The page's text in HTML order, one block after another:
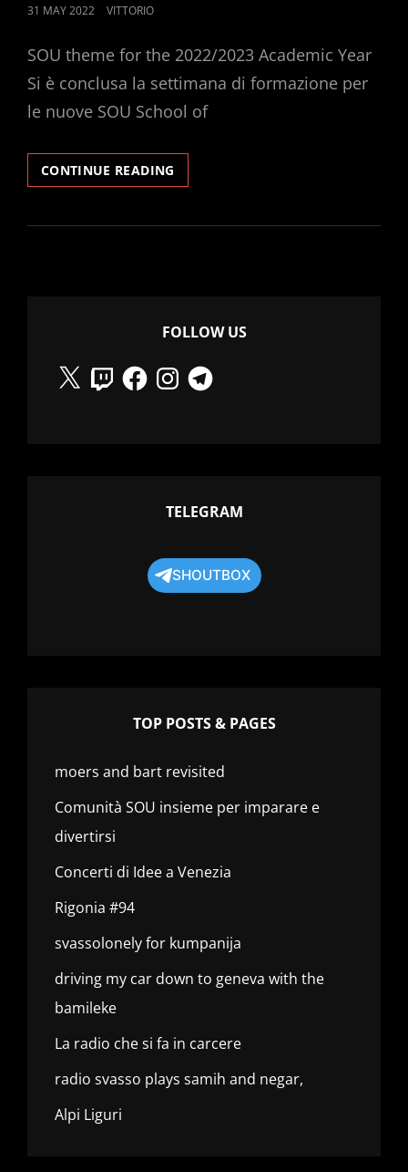
POSTED
31 MAY 2022 VITTORIO
SOU theme for the 2022/2023 Academic Year
Si è conclusa la settimana di formazione per
le nuove SOU School of
CONTINUE READING
SHE
FOLLOW US
X
TwitchFacebookInstagramTelegram
TELEGRAM
SHOUTBOX
TOP POSTS & PAGES
moers and bart revisited
Comunità SOU insieme per imparare e
divertirsi
Concerti di Idee a Venezia
Rigonia #94
svassolonely for kumpanija
driving my car down to geneva with the
bamileke
La radio che si fa in carcere
radio svasso plays samih and negar,
Alpi Liguri